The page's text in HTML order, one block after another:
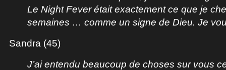
Le Night Fever était exactement ce que je
semaines … comme un signe de Dieu. Je
Sandra (45)
J’ai entendu beaucoup de choses sur vous